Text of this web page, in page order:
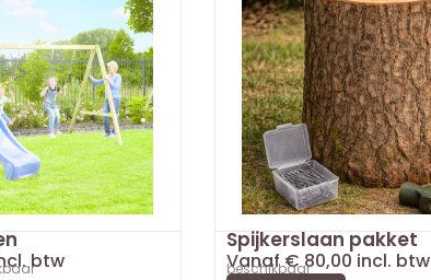
btw
Spijkerslaan pakket
Vanaf€80,00 incl. btw
beschikbaar